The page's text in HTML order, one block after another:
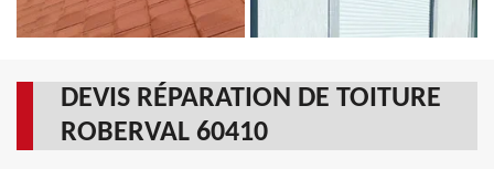
DEVIS RÉPARATION DE TOITURE
ROBERVAL 60410